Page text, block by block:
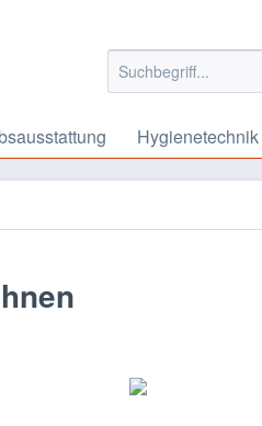
Hygienetechnik